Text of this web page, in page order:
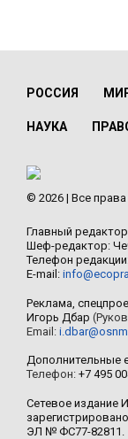
РОССИЯ
НАУКА
© 2026 | Все
Главный
Шеф-редактор:
Телефон
E-mail:
Реклама,
Игорь Дбар
Email:
Дополнительные
Телефон: +7 495
Сетевое издание
ЭЛ № ФС77-82811.